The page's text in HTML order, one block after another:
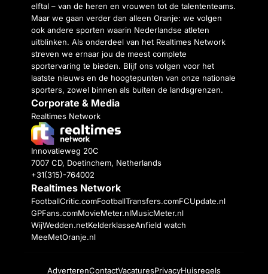
elftal – van de heren en vrouwen tot de talententeams.
Maar we gaan verder dan alleen Oranje: we volgen
ook andere sporten waarin Nederlandse atleten
uitblinken. Als onderdeel van het Realtimes Network
streven we ernaar jou de meest complete
sportervaring te bieden. Blijf ons volgen voor het
laatste nieuws en de hoogtepunten van onze nationale
sporters, zowel binnen als buiten de landsgrenzen.
Corporate & Media
Realtimes Network
Innovatieweg 20C
7007 CD, Doetinchem, Netherlands
+31(315)-764002
Realtimes Network
FootballCritic.comFootballTransfers.comFCUpdate.nl
GPFans.comMovieMeter.nlMusicMeter.nl
WijWedden.netKelderklasseAnfield watch
MeeMetOranje.nl
AdverterenContactVacaturesPrivacyHuisregels